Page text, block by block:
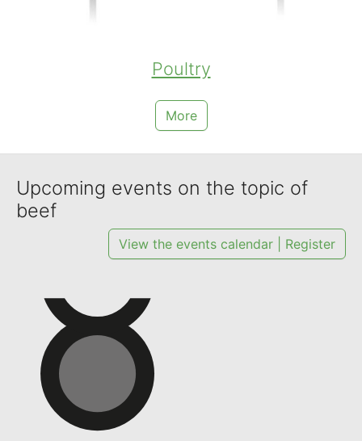
Poultry
More
Upcoming events on the topic of
beef
View the events calendar | Register